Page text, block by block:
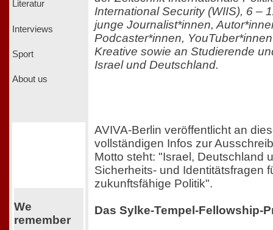
Literatur
Interviews
Sport
About us
We
remember
International Security (WIIS), 6 –
junge Journalist*innen,
Podcaster*innen,
Kreative sowie an Studierende
Israel und Deutschland.
AVIVA-Berlin veröffentlicht an
vollständigen Infos zur
Motto steht: "Israel, Deutschland
Sicherheits- und Identitätsfragen
zukunftsfähige Politik".
Das Sylke-Tempel-Fellowship-